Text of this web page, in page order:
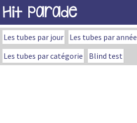
Hit Parade
Les tubes par jour Les tubes par année
Les tubes par catégorie
Blind test